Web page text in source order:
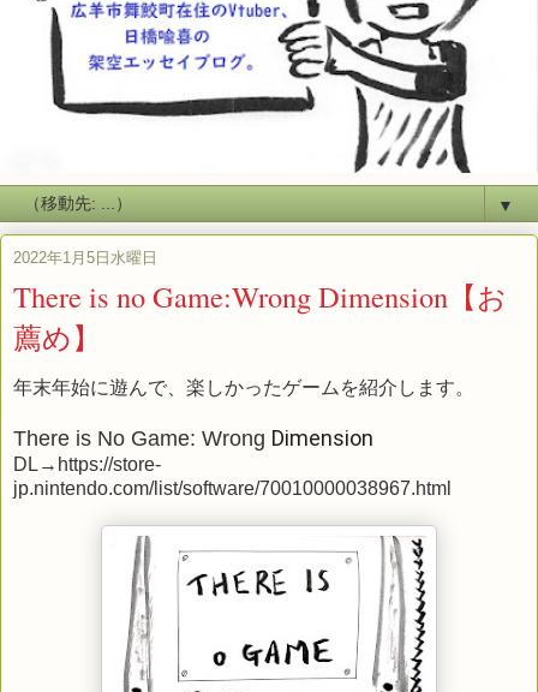
▼
2022年1月5日水曜日
There is no Game:Wrong Dimension【お
薦め】
年末年始に遊んで、楽しかったゲームを紹介します。
There is No Game: Wrong Dimension
DL→ https://store-
jp.nintendo.com/list/software/70010000038967.html